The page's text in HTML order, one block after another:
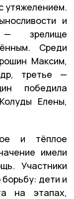
утяжелением.
и
— зрелище
Среди
Максим,
третье —
победила
Елены,
и тёплое
имели
Участники
дети и
на этапах,